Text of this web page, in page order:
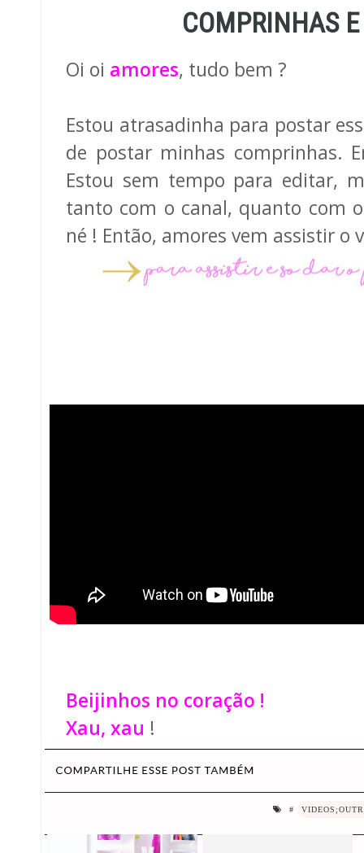
COMPRINHAS
Oi oi amores, tudo bem ?
Estou atrasadinha para postar
de postar minhas comprinhas.
Estou sem tempo para editar,
tanto com o canal, quanto com
né ! Então, amores vem assistir o
Beijinhos no coração !
Xau, xau !
#